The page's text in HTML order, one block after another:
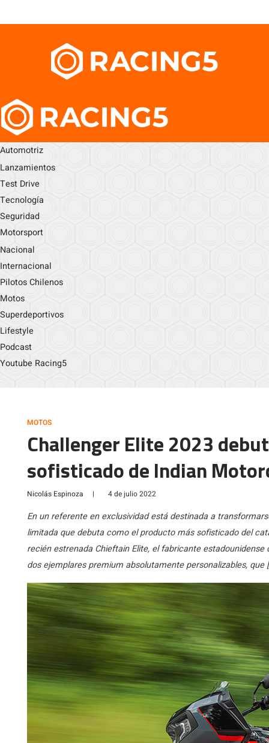
Automotriz
Lanzamientos
Test Drive
Tecnología
Seguridad
Motorsport
Nacional
Internacional
Pilotos Chilenos
Motos
Superdeportivos
Lifestyle
Podcast
Youtube Racing5
MOTOS
Challenger Elite 2023
sofisticado de Indian
Nicolás Espinoza | 4 de julio 2022
En un referente en exclusividad está destinada a
limitada que debuta como el producto más sofisticado del
recién estrenada Chieftain Elite, el fabricante
dos ejemplares premium absolutamente personalizables, que